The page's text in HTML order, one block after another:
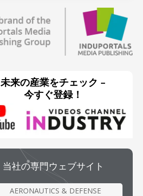
未来の産業をチェック –
今すぐ登録！
当社の専門ウェブサイト
AERONAUTICS & DEFENSE